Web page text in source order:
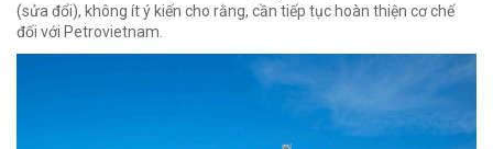
(sửa đổi), không ít ý kiến cho rằng, cần tiếp tục hoàn thiện cơ chế
đối với Petrovietnam.